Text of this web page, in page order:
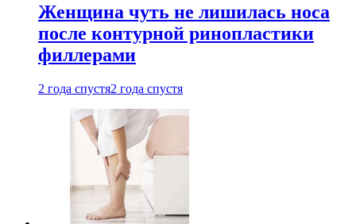
Женщина чуть не лишилась носа
после контурной ринопластики
филлерами
2 года спустя2 года спустя